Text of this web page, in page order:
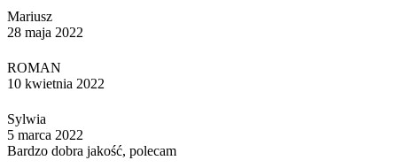
Mariusz
28 maja 2022
ROMAN
10 kwietnia 2022
Sylwia
5 marca 2022
Bardzo dobra jakość, polecam